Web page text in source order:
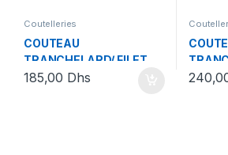
Coutelleries
COUTEAU
TRANCHELARD/ FILET
DE SOLE 17 CM NOIR
185,00 Dhs
DE